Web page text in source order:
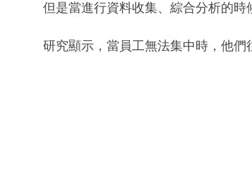
但是當進行資料收集、綜合分析的時
研究顯示，當員工無法集中時，他們